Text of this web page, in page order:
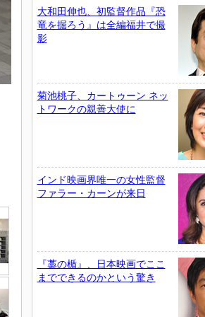
大和田伸也、初監督作品『恐
竜を掘ろう』は全編福井で撮
影
菊池桃子、カートゥーン ネッ
トワークの親善大使に
インド映画界唯一の女性監督
ファラー・カーンが来日
『藁の楯』、日本映画でここ
までできるのかという驚き